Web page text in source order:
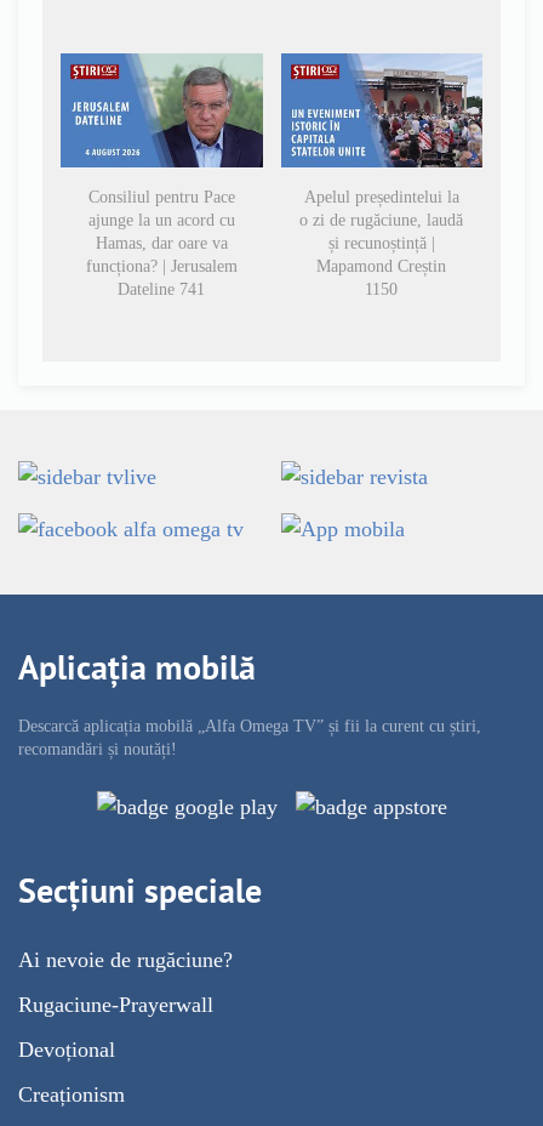
Consiliul pentru Pace
ajunge la un acord cu
Hamas, dar oare va
funcționa? | Jerusalem
Dateline 741
Apelul președintelui la
o zi de rugăciune, laudă
și recunoștință |
Mapamond Creștin
1150
Aplicația mobilă
Descarcă aplicația mobilă „Alfa Omega TV” și fii la curent cu știri,
recomandări și noutăți!
Secțiuni speciale
Ai nevoie de rugăciune?
Rugaciune-Prayerwall
Devoțional
Creaționism